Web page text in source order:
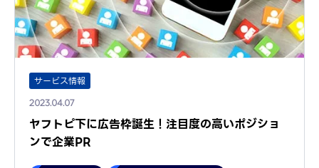
サービス情報
2023.04.07
ヤフトピ下に広告枠誕生！注目度の高いポジショ
ンで企業PR